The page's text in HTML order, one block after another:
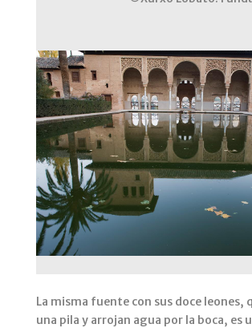
La misma fuente con sus doce leones,
una pila y arrojan agua por la boca, es